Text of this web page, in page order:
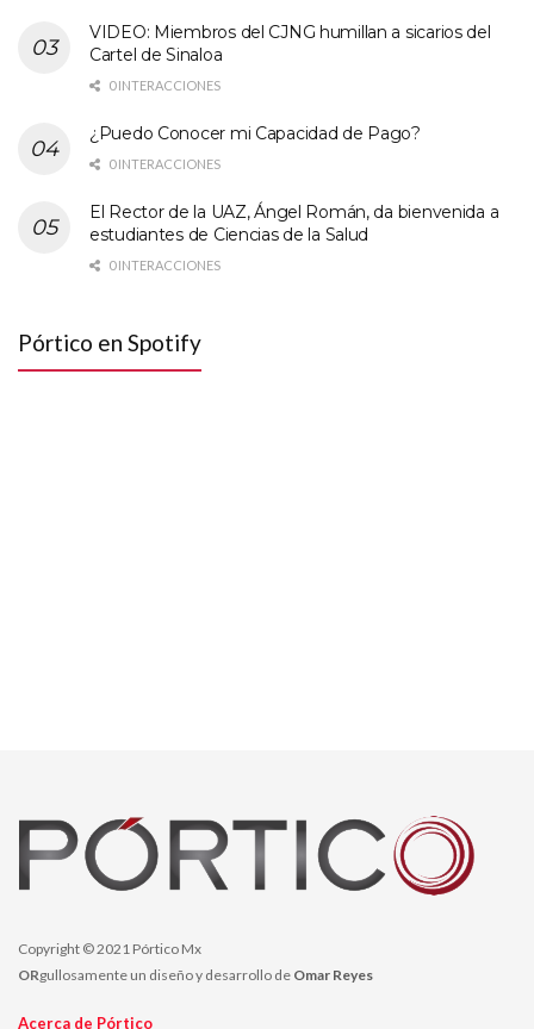
VIDEO: Miembros del CJNG humillan a sicarios del
Cartel de Sinaloa
0 INTERACCIONES
¿Puedo Conocer mi Capacidad de Pago?
0 INTERACCIONES
El Rector de la UAZ, Ángel Román, da bienvenida a
estudiantes de Ciencias de la Salud
0 INTERACCIONES
Pórtico en Spotify
Copyright © 2021 Pórtico Mx
ORgullosamente un diseño y desarrollo de Omar Reyes
Acerca de Pórtico